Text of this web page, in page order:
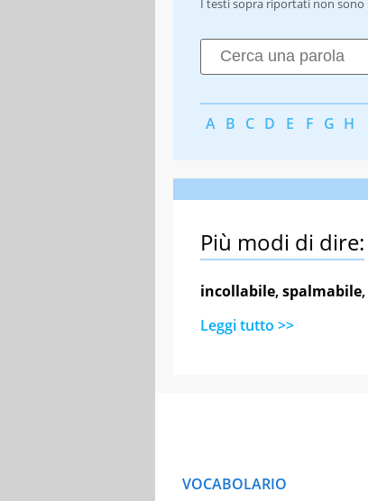
A B C D E F G H
Più modi di dire:
incollabile,spalmabile,
Leggi tutto >>
VOCABOLARIO